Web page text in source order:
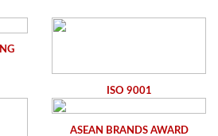
ISO 9001
ASEAN BRANDS AWARD